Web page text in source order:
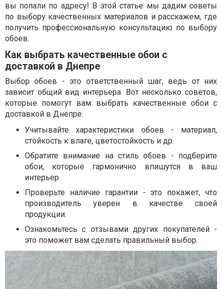
вы попали по адресу! В этой статье мы дадим советы
по выбору качественных материалов и расскажем, где
получить профессиональную консультацию по выбору
обоев.
Как выбрать качественные обои с
доставкой в Днепре
Выбор обоев - это ответственный шаг, ведь от них
зависит общий вид интерьера. Вот несколько советов,
которые помогут вам выбрать качественные обои с
доставкой в Днепре:
Учитывайте характеристики обоев - материал,
стойкость к влаге, цветостойкость и др.
Обратите внимание на стиль обоев - подберите
обои, которые гармонично впишутся в ваш
интерьер.
Проверьте наличие гарантии - это покажет, что
производитель уверен в качестве своей
продукции.
Ознакомьтесь с отзывами других покупателей -
это поможет вам сделать правильный выбор.